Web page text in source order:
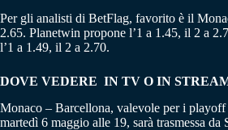
Per gli analisti di BetFlag, favorito è il
2.65. Planetwin propone l’1 a 1.45, il 2 a
l’1 a 1.49, il 2 a 2.70.
DOVE VEDERE IN TV O IN
Monaco – Barcellona, valevole per i
martedì 6 maggio alle 19, sarà trasmessa